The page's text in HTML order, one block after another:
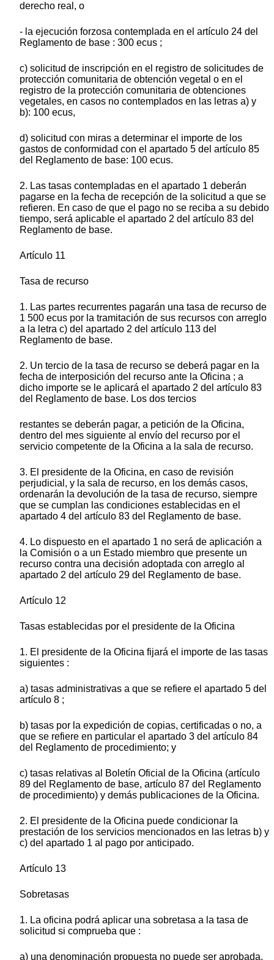
derecho real, o
- la ejecución forzosa contemplada en el artículo 24 del
Reglamento de base : 300 ecus ;
c) solicitud de inscripción en el registro de solicitudes de
protección comunitaria de obtención vegetal o en el
registro de la protección comunitaria de obtenciones
vegetales, en casos no contemplados en las letras a) y
b): 100 ecus,
d) solicitud con miras a determinar el importe de los
gastos de conformidad con el apartado 5 del artículo 85
del Reglamento de base: 100 ecus.
2. Las tasas contempladas en el apartado 1 deberán
pagarse en la fecha de recepción de la solicitud a que se
refieren. En caso de que el pago no se reciba a su debido
tiempo, será aplicable el apartado 2 del artículo 83 del
Reglamento de base.
Artículo 11
Tasa de recurso
1. Las partes recurrentes pagarán una tasa de recurso de
1 500 ecus por la tramitación de sus recursos con arreglo
a la letra c) del apartado 2 del artículo 113 del
Reglamento de base.
2. Un tercio de la tasa de recurso se deberá pagar en la
fecha de interposición del recurso ante la Oficina ; a
dicho importe se le aplicará el apartado 2 del artículo 83
del Reglamento de base. Los dos tercios
restantes se deberán pagar, a petición de la Oficina,
dentro del mes siguiente al envío del recurso por el
servicio competente de la Oficina a la sala de recurso.
3. El presidente de la Oficina, en caso de revisión
perjudicial, y la sala de recurso, en los demás casos,
ordenarán la devolución de la tasa de recurso, siempre
que se cumplan las condiciones establecidas en el
apartado 4 del artículo 83 del Reglamento de base.
4. Lo dispuesto en el apartado 1 no será de aplicación a
la Comisión o a un Estado miembro que presente un
recurso contra una decisión adoptada con arreglo al
apartado 2 del artículo 29 del Reglamento de base.
Artículo 12
Tasas establecidas por el presidente de la Oficina
1. El presidente de la Oficina fijará el importe de las tasas
siguientes :
a) tasas administrativas a que se refiere el apartado 5 del
artículo 8 ;
b) tasas por la expedición de copias, certificadas o no, a
que se refiere en particular el apartado 3 del artículo 84
del Reglamento de procedimiento; y
c) tasas relativas al Boletín Oficial de la Oficina (artículo
89 del Reglamento de base, artículo 87 del Reglamento
de procedimiento) y demás publicaciones de la Oficina.
2. El presidente de la Oficina puede condicionar la
prestación de los servicios mencionados en las letras b) y
c) del apartado 1 al pago por anticipado.
Artículo 13
Sobretasas
1. La oficina podrá aplicar una sobretasa a la tasa de
solicitud si comprueba que :
a) una denominación propuesta no puede ser aprobada,